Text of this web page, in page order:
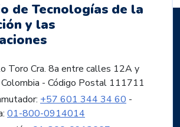
de Tecnologías de la
y las
Toro Cra. 8a entre calles 12A y
- Código Postal 111711
+57 601 344 34 60 -
01-800-0914014